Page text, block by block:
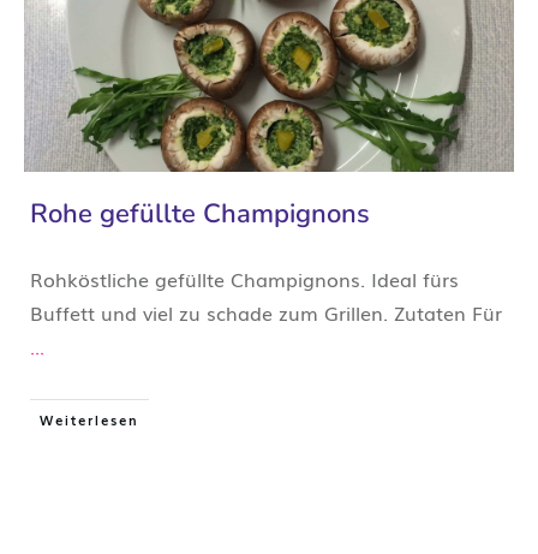
Rohe gefüllte Champignons
Rohköstliche gefüllte Champignons. Ideal fürs
Buffett und viel zu schade zum Grillen. Zutaten Für
...
Weiterlesen